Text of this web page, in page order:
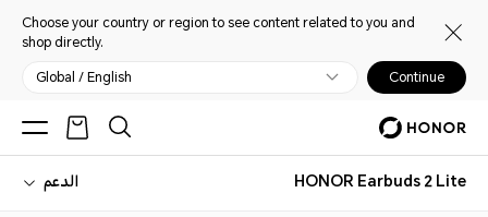
Choose your country or region to see content related to you and
shop directly.
Global / English Continue
HONOR Earbuds 2 Lite الدعم